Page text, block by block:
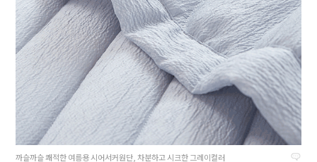
까슬까슬 쾌적한 여름용 시어서커원단, 차분하고 시크한 그레이컬러